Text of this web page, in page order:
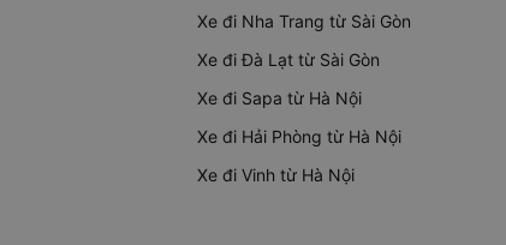
Xe đi Nha Trang từ Sài Gòn
Xe đi Đà Lạt từ Sài Gòn
Xe đi Sapa từ Hà Nội
Xe đi Hải Phòng từ Hà Nội
Xe đi Vinh từ Hà Nội